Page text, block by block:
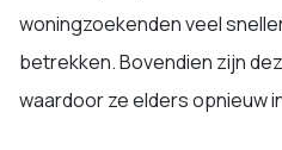
woningzoekenden veel
betrekken. Bovendien zijn
waardoor ze elders opnieuw